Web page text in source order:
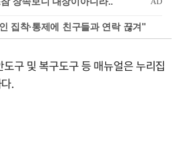
집착·통제에 친구들과 연락 끊겨"
구 및 복구도구 등 매뉴얼은 누리집
.